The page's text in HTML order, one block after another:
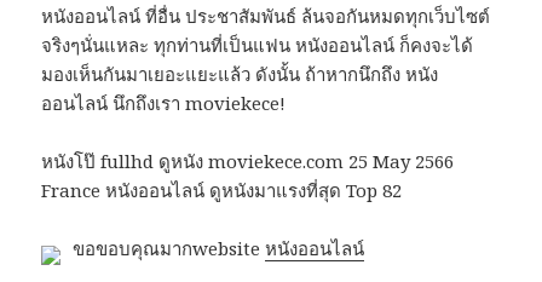
หนังออนไลน์ ที่อื่น ประชาสัมพันธ์ ล้นจอกันหมดทุกเว็บไซต์
จริงๆนั่นแหละ ทุกท่านที่เป็นแฟน หนังออนไลน์ ก็คงจะได้
มองเห็นกันมาเยอะแยะแล้ว ดังนั้น ถ้าหากนึกถึง หนัง
ออนไลน์ นึกถึงเรา moviekece!
หนังโป๊ fullhd ดูหนัง moviekece.com 25 May 2566
France หนังออนไลน์ ดูหนังมาแรงที่สุด Top 82
ขอขอบคุณมากwebsiteหนังออนไลน์